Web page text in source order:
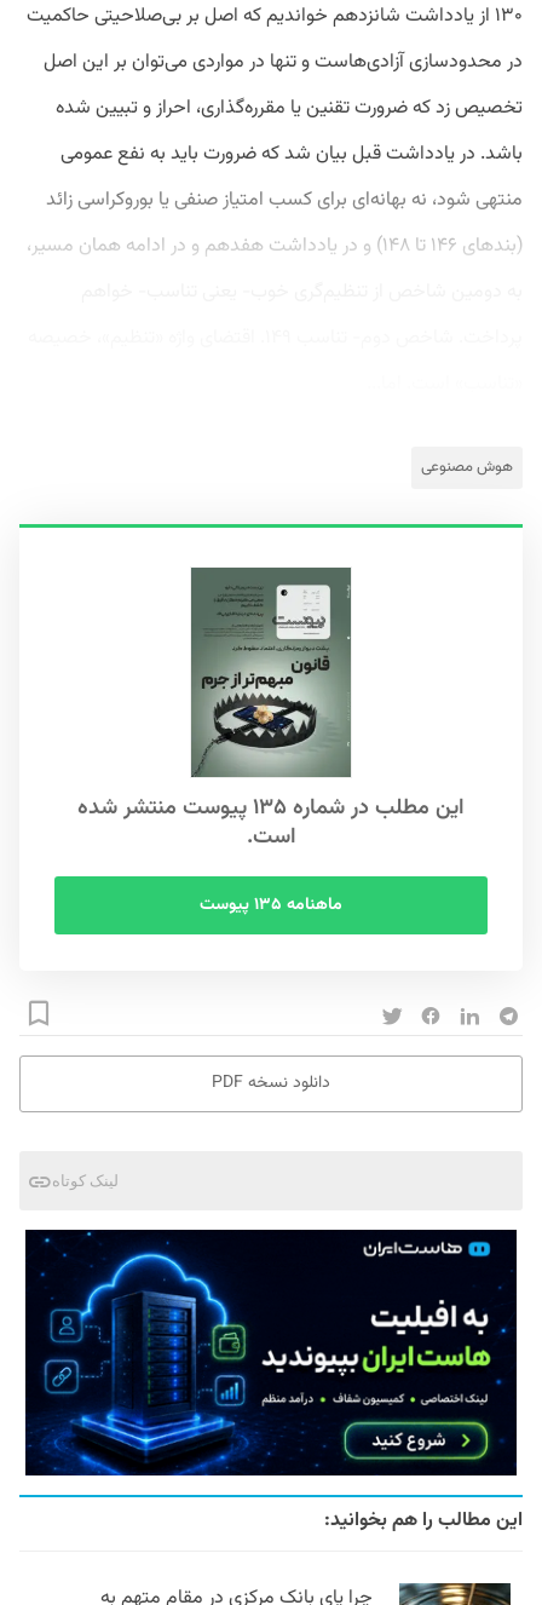
۱۳۰ از یادداشت شانزدهم خواندیم که اصل بر بی‌صلاحیتی حاکمیت
در محدودسازی آزادی‌هاست و تنها در مواردی می‌توان بر این اصل
تخصیص زد که ضرورت تقنین یا مقرره‌گذاری، احراز و تبیین شده
باشد. در یادداشت قبل بیان شد که ضرورت باید به نفع عمومی
منتهی شود، نه بهانه‌ای برای کسب امتیاز صنفی یا بوروکراسی زائد
(بندهای ۱۴۶ تا ۱۴۸) و در یادداشت هفدهم و در ادامه همان مسیر،
هوش مصنوعی
این مطلب در شماره ۱۳۵ پیوست منتشر شده
است.
ماهنامه ۱۳۵ پیوست
دانلود نسخه PDF
لینک کوتاه
این مطالب را هم بخوانید:
چرا پای بانک مرکزی در مقام متهم به